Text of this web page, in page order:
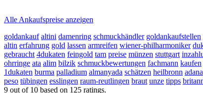
Alle Ankaufspreise anzeigen
goldankauf altini damenring schmuckhändler goldankaufstellen
altin erfahrung gold lassen armreifen wiener-philharmoniker
gebraucht 4dukaten feingold tam preise münzen stuttgart
ohrringe ata alim bilzik schmuckbewertungen fachmann kaufen
1dukaten burma palladium almanyada schätzen heilbronn adana
peso tübingen esslingen raum-reutlingen braut unze tipps
9 out of 10 based on 125 ratings.